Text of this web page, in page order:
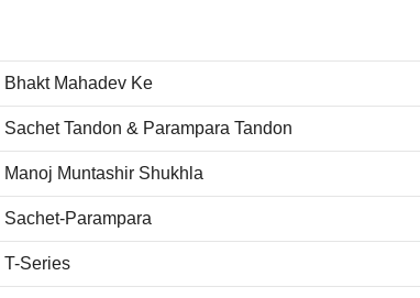
Bhakt Mahadev Ke
Sachet Tandon & Parampara Tandon
Manoj Muntashir Shukhla
Sachet-Parampara
T-Series